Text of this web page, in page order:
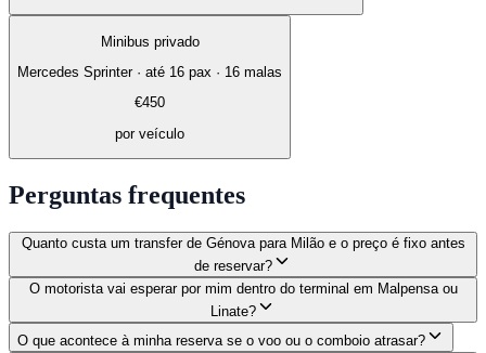
Minibus privado
Mercedes Sprinter· até 16 pax · 16 malas
€450
por veículo
Perguntas frequentes
Quanto custa um transfer de Génova para Milão e o preço é fixo antes
de reservar?
O motorista vai esperar por mim dentro do terminal em Malpensa ou
Linate?
O que acontece à minha reserva se o voo ou o comboio atrasar?